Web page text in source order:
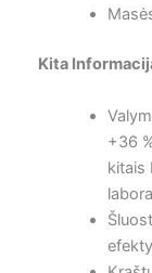
Kita
+36
kitais